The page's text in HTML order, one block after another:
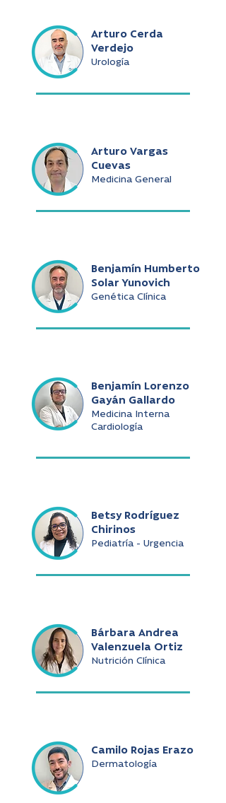
Arturo Cerda
Verdejo
Urología
Arturo Vargas
Cuevas
Medicina General
Benjamín Humberto
Solar Yunovich
Genética Clínica
Benjamín Lorenzo
Gayán Gallardo
Medicina Interna
Cardiología
Betsy Rodríguez
Chirinos
Pediatría - Urgencia
Bárbara Andrea
Valenzuela Ortiz
Nutrición Clínica
Camilo Rojas Erazo
Dermatología